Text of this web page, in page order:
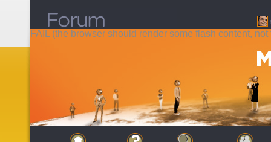
FAIL (the browser should render some flash content, not